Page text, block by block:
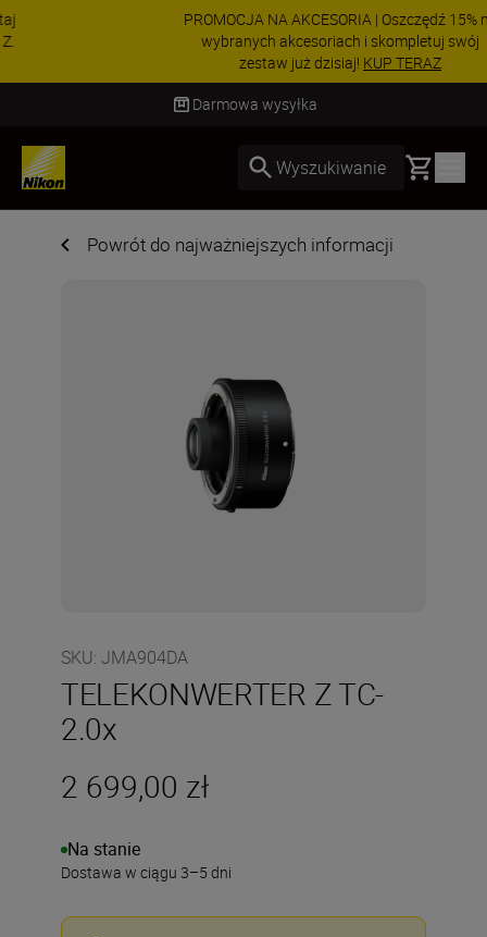
PROMOCJA NA AKCESORIA | Oszczędź 15% na
wybranych akcesoriach i skompletuj swój
zestaw już dzisiaj!KUP TERAZ
Dostawa od 2 do 4 dni roboczych
Wyszukiwanie Basket
Powrót do najważniejszych informacji
SKU: JMA904DA
TELEKONWERTER Z TC-
2.0x
2 699,00 zł
Na stanie
Dostawa w ciągu 3–5 dni